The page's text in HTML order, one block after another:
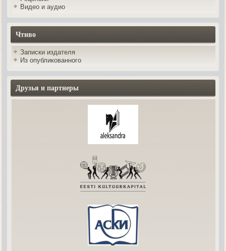
Видео и аудио
Чтиво
Записки издателя
Из опубликованного
Друзья и партнеры